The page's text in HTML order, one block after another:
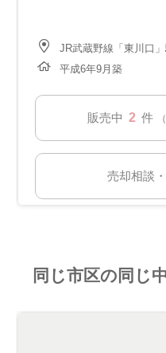
JR武蔵野線「東川口
平成6年9月築
販売中 2 件
売却相談
同じ市区の同じ